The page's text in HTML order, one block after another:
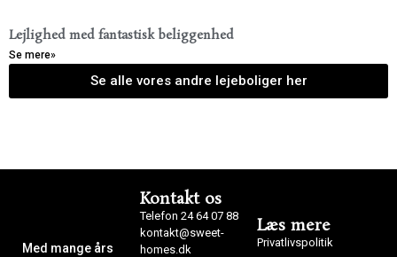
Lejlighed med fantastisk beliggenhed
Se mere»
Se alle vores andre lejeboliger her
Med mange års
Kontakt os
Telefon 24 64 07 88
kontakt@sweet-
homes.dk
Læs mere
Privatlivspolitik